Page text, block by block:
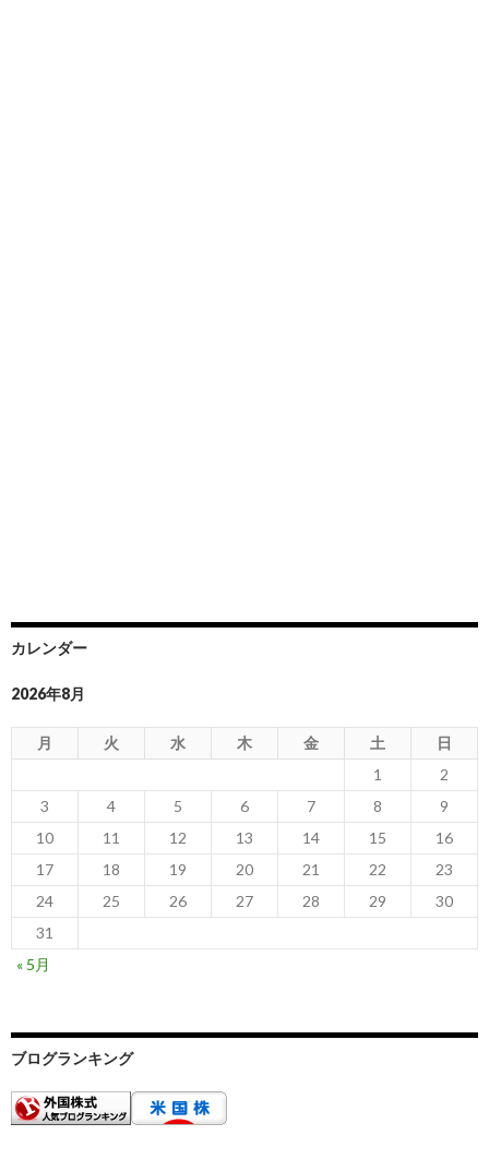
カレンダー
2026年8月
月 火 水 木 金 土
日
1
2
3
4 5 6 7 8
9
10
11 12 13 14 15
16
17
18 19 20 21 22
23
24
25 26 27 28 29
30
31
« 5月
ブログランキング